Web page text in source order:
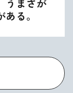
る。